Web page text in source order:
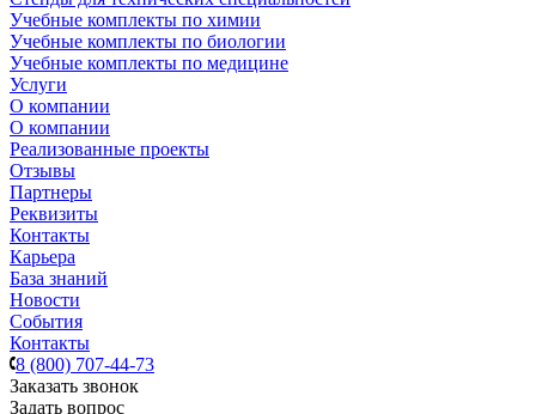
Учебные комплекты по химии
Учебные комплекты по биологии
Учебные комплекты по медицине
Услуги
О компании
О компании
Реализованные проекты
Отзывы
Партнеры
Реквизиты
Контакты
Карьера
База знаний
Новости
События
Контакты
8 (800) 707-44-73
Заказать звонок
Задать вопрос